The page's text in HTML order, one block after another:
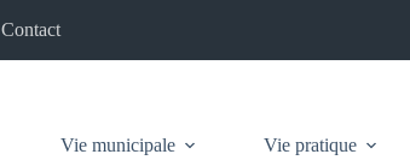
Contact
Vie municipale Vie pratique